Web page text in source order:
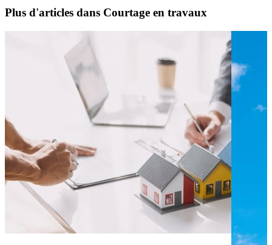
Plus d'articles dans Courtage en travaux